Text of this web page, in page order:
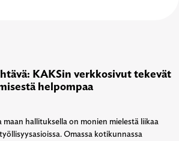
KAKSin verkkosivut tekevät
helpompaa